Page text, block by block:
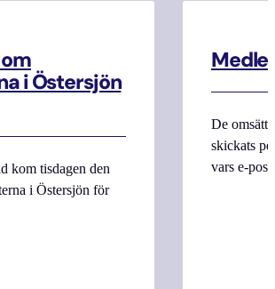
i Östersjön
kom tisdagen den
i Östersjön för
De
skickats
vars e-